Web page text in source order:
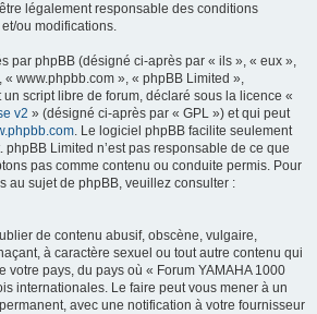
légalement responsable des conditions
ou modifications.
par phpBB (désigné ci-après par « ils », « eux »,
www.phpbb.com », « phpBB Limited »,
script libre de forum, déclaré sous la licence «
v2 » (désigné ci-après par « GPL ») et qui peut
. Le logiciel phpBB facilite seulement
phpBB Limited n’est pas responsable de ce que
pas comme contenu ou conduite permis. Pour
au sujet de phpBB, veuillez consulter :
de contenu abusif, obscène, vulgaire,
à caractère sexuel ou tout autre contenu qui
votre pays, du pays où « Forum YAMAHA 1000
internationales. Le faire peut vous mener à un
avec une notification à votre fournisseur